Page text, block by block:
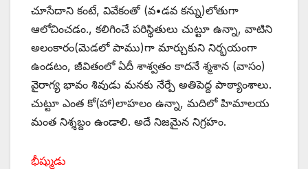
చూసేదాని కంటే, వివేకంతో (వ•డవ కన్ను)లోతుగా
ఆలోచించడం., కలిగించే పరిస్థితులు చుట్టూ ఉన్నా, వాటిని
అలంకారం(మెడలో పాము)గా మార్చుకుని నిర్భయంగా
ఉండటం, జీవితంలో ఏదీ శాశ్వతం కాదనే శ్మశాన (వాసం)
వైరాగ్య భావం శివుడు మనకు నేర్పే అతిపెద్ద పాఠ్యాంశాలు.
చుట్టూ ఎంత కో(హా)లాహలం ఉన్నా, మదిలో హిమాలయ
మంత నిశ్శబ్దం ఉండాలి. అదే నిజమైన నిగ్రహం.
భీష్ముడు